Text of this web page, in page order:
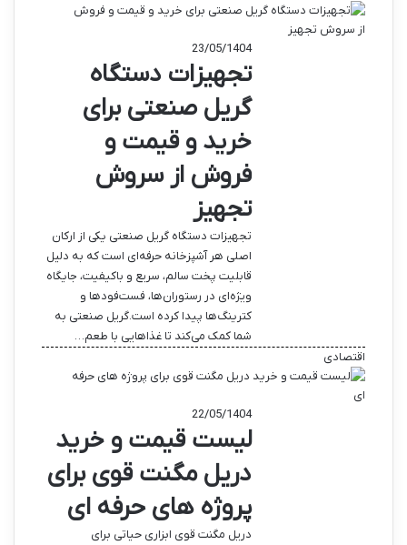
23/05/1404
تجهیزات دستگاه
گریل صنعتی برای
خرید و قیمت و
فروش از سروش
تجهیز
تجهیزات دستگاه گریل صنعتی یکی از ارکان
اصلی هر آشپزخانه حرفه‌ای است که به دلیل
قابلیت پخت سالم، سریع و باکیفیت، جایگاه
ویژه‌ای در رستوران‌ها، فست‌فودها و
کترینگ‌ها پیدا کرده است.گریل صنعتی به
شما کمک می‌کند تا غذاهایی با طعم…
اقتصادی
22/05/1404
لیست قیمت و خرید
دریل مگنت قوی برای
پروژه های حرفه ای
دریل مگنت قوی ابزاری حیاتی برای